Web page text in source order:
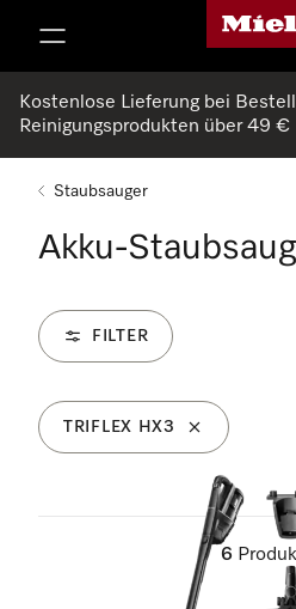
Miele-
Kostenlose Lieferung bei
Reinigungsprodukten über 49
Staubsauger
Akku-
FILTER
TRIFLEX HX3
6